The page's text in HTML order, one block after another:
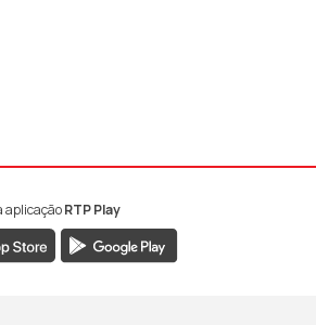
1
Antena 1
Antena 1
aplicaçãoRTP Play